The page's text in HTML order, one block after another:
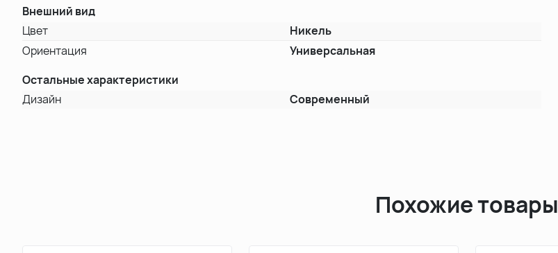
Внешний вид
Цвет
Никель
Ориентация
Универсальная
Остальные характеристики
Дизайн
Современный
Похожие товары